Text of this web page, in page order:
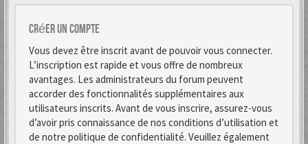
Créer un Compte
Vous devez être inscrit avant de pouvoir vous connecter.
L’inscription est rapide et vous offre de nombreux
avantages. Les administrateurs du forum peuvent
accorder des fonctionnalités supplémentaires aux
utilisateurs inscrits. Avant de vous inscrire, assurez-vous
d’avoir pris connaissance de nos conditions d’utilisation et
de notre politique de confidentialité. Veuillez également